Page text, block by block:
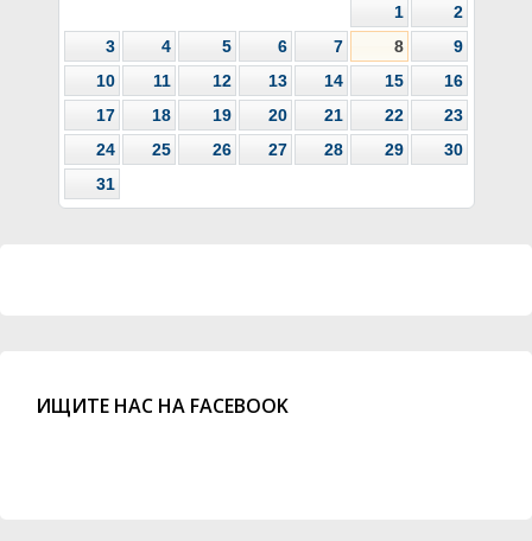
1
2
3
4 5 6 7 8
9
10
11 12 13 14 15
16
17
18 19 20 21 22
23
24
25 26 27 28 29
30
31
ИЩИТЕ НАС НА FACEBOOK